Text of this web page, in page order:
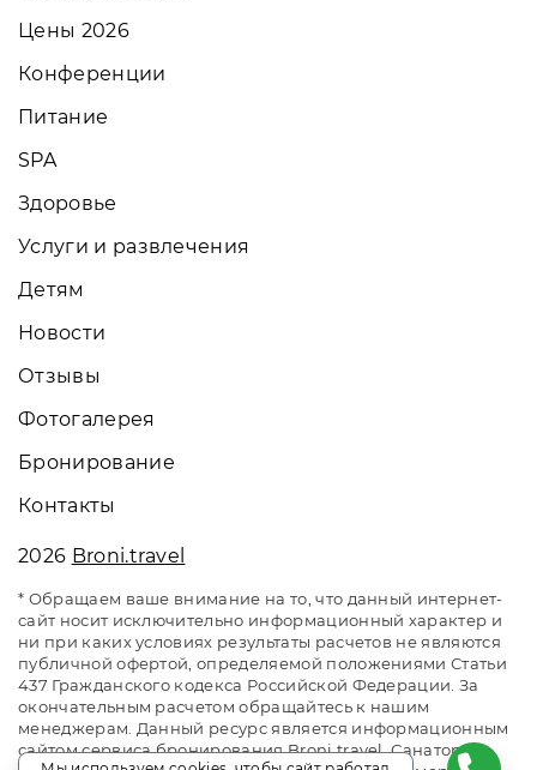
Цены 2026
Конференции
Питание
SPA
Здоровье
Услуги и развлечения
Детям
Новости
Отзывы
Фотогалерея
Бронирование
Контакты
2026 Broni.travel
* Обращаем ваше внимание на то, что данный интернет-
сайт носит исключительно информационный характер и
ни при каких условиях результаты расчетов не являются
публичной офертой, определяемой положениями Статьи
437 Гражданского кодекса Российской Федерации. За
окончательным расчетом обращайтесь к нашим
менеджерам. Данный ресурс является информационным
сайтом сервиса бронирования Broni.travel. Санаторий